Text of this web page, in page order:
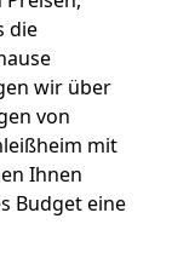
die
wir über
von
mit
Ihnen
Budget eine